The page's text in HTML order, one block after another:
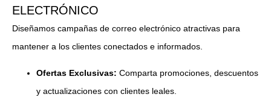
ELECTRÓNICO
Diseñamos campañas de correo electrónico atractivas para
mantener a los clientes conectados e informados.
Ofertas Exclusivas: Comparta promociones, descuentos
y actualizaciones con clientes leales.